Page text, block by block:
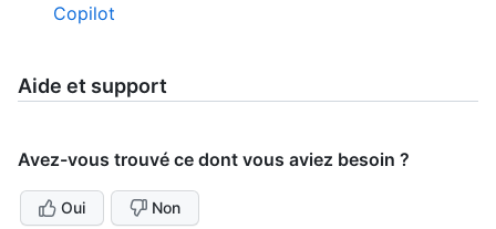
Copilot
Aide et support
Avez-vous trouvé ce dont vous aviez besoin ?
Oui Non